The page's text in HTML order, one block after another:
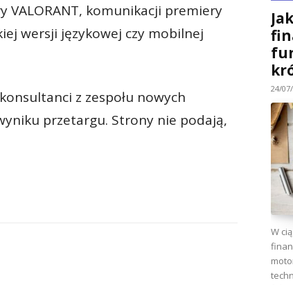
VALORANT, komunikacji premiery
wersji językowej czy mobilnej
z zespołu nowych
przetargu. Strony nie podają,
24/
W